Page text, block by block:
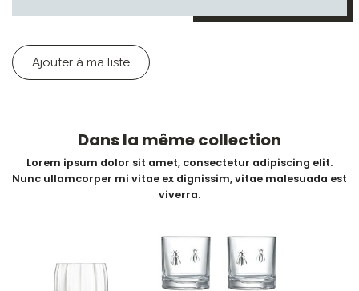
Ajouter à ma liste
Dans la même collection
Lorem ipsum dolor sit amet, consectetur adipiscing elit.
Nunc ullamcorper mi vitae ex dignissim, vitae malesuada est
viverra.